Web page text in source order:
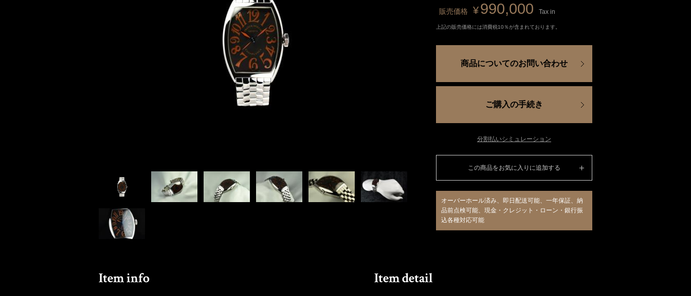
販売価格 ¥990,000 Tax in
上記の販売価格には消費税10％が含まれております。
商品についてのお問い合わせ
ご購入の手続き
分割払いシミュレーション
この商品をお気に入りに追加する
オーバーホール済み、即日配送可能、一年保証、納
品前点検可能、現金・クレジット・ローン・銀行振
込各種対応可能